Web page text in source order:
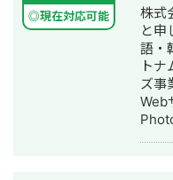
◎現在対応可能
株式
と申します。
語・
ト
ズ事
Web